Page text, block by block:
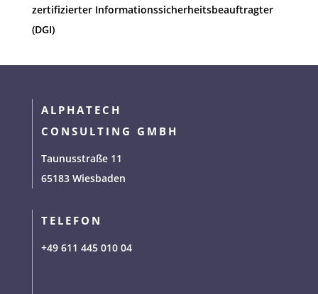
zertifizierter Informationssicherheitsbeauftragter
(DGI)
ALPHATECH
CONSULTING GMBH
Taunusstraße 11
65183 Wiesbaden
TELEFON
+49 611 445 010 04